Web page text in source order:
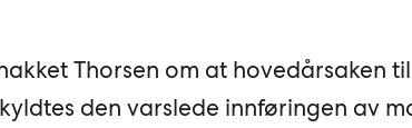
Thorsen om at hovedårsaken
den varslede innføringen av